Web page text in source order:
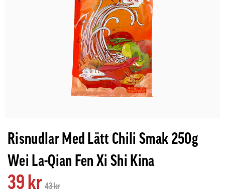
Risnudlar Med Lätt Chili Smak 250g
Wei La-Qian Fen Xi Shi Kina
39 kr 43 kr